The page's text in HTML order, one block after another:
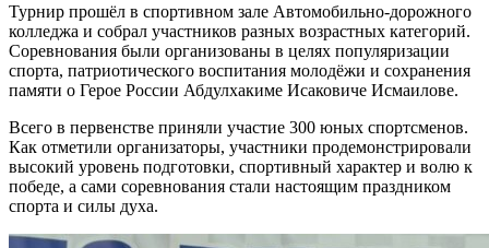
Турнир прошёл в спортивном зале Автомобильно-дорожного
колледжа и собрал участников разных возрастных категорий.
Соревнования были организованы в целях популяризации
спорта, патриотического воспитания молодёжи и сохранения
памяти о Герое России Абдулхакиме Исаковиче Исмаилове.
Всего в первенстве приняли участие 300 юных спортсменов.
Как отметили организаторы, участники продемонстрировали
высокий уровень подготовки, спортивный характер и волю к
победе, а сами соревнования стали настоящим праздником
спорта и силы духа.